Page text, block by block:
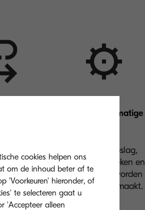
de
die u al
Minder handmatige
Documentopslag,
indexering, zoeken en
digitaliseren worden
eenvoudig gemaakt.
cookies helpen ons
om de inhoud beter af te
'Voorkeuren' hieronder, of
te selecteren gaat u
'Accepteer alleen